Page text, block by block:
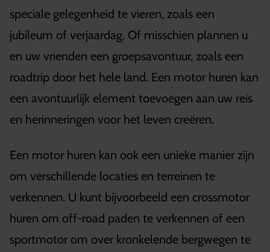
speciale gelegenheid te vieren, zoals een
jubileum of verjaardag. Of misschien plannen u
en uw vrienden een groepsavontuur, zoals een
roadtrip door het hele land. Een motor huren kan
een avontuurlijk element toevoegen aan uw reis
en herinneringen voor het leven creëren.
Een motor huren kan ook een unieke manier zijn
om verschillende locaties en terreinen te
verkennen. U kunt bijvoorbeeld een crossmotor
huren om off-road paden te verkennen of een
sportmotor om over kronkelende bergwegen te